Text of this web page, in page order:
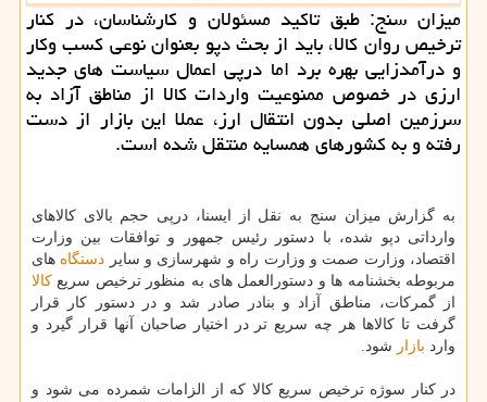
میزان سنج: طبق تاكید مسئولان و كارشناسان، در كنار
ترخیص روان كالا، باید از بحث دپو بعنوان نوعی كسب وكار
و درآمدزایی بهره برد اما درپی اعمال سیاست های جدید
ارزی در خصوص ممنوعیت واردات كالا از مناطق آزاد به
سرزمین اصلی بدون انتقال ارز، عملا این بازار از دست
رفته و به كشورهای همسایه منتقل شده است.
به گزارش میزان سنج به نقل از ایسنا، درپی حجم بالای كالاهای
وارداتی دپو شده، با دستور رئیس جمهور و توافقات بین وزارت
اقتصاد، وزارت صمت و وزارت راه و شهرسازی و سایر دستگاه های
مربوطه بخشنامه ها و دستورالعمل های به منظور ترخیص سریع كالا
از گمركات، مناطق آزاد و بنادر صادر شد و در دستور كار قرار
گرفت تا كالاها هر چه سریع تر در اختیار صاحبان آنها قرار گیرد و
وارد بازار شود.
در كنار سوژه ترخیص سریع كالا كه از الزامات شمرده می شود و